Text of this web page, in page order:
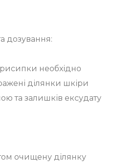
дозування:
необхідно
ділянки шкіри
та залишків ексудату
очищену ділянку